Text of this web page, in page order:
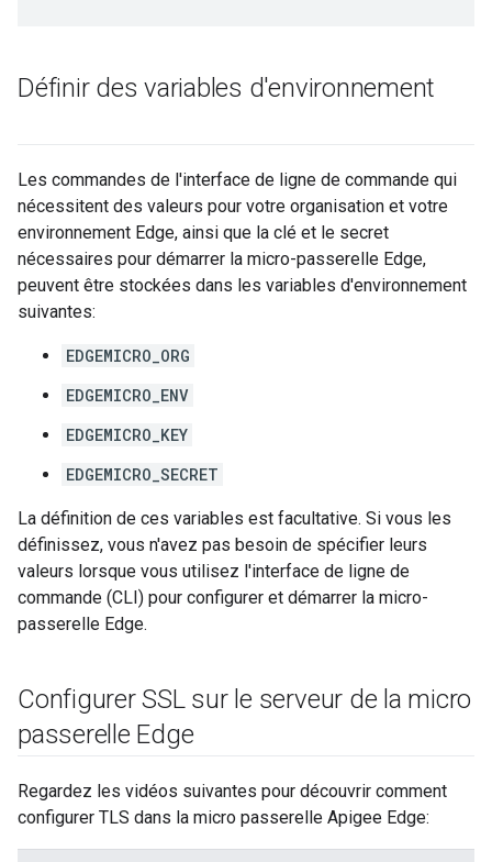
Définir des variables d'environnement
Les commandes de l'interface de ligne de commande qui
nécessitent des valeurs pour votre organisation et votre
environnement Edge, ainsi que la clé et le secret
nécessaires pour démarrer la micro-passerelle Edge,
peuvent être stockées dans les variables d'environnement
suivantes:
EDGEMICRO_ORG
EDGEMICRO_ENV
EDGEMICRO_KEY
EDGEMICRO_SECRET
La définition de ces variables est facultative. Si vous les
définissez, vous n'avez pas besoin de spécifier leurs
valeurs lorsque vous utilisez l'interface de ligne de
commande (CLI) pour configurer et démarrer la micro-
passerelle Edge.
Configurer SSL sur le serveur de la micro
passerelle Edge
Regardez les vidéos suivantes pour découvrir comment
configurer TLS dans la micro passerelle Apigee Edge: